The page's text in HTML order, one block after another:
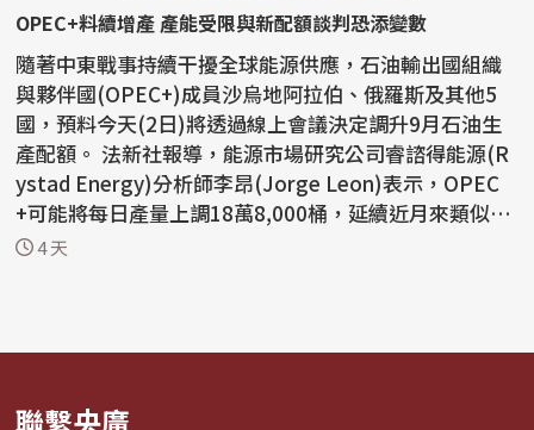
OPEC+料續增產 產能受限與新配額談判恐添變數
隨著中東戰事持續干擾全球能源供應，石油輸出國組織
與夥伴國(OPEC+)成員沙烏地阿拉伯、俄羅斯及其他5
國，預料今天(2日)將透過線上會議決定調升9月石油生
產配額。 法新社報導，能源市場研究公司睿諮得能源(R
ystad Energy)分析師李昂(Jorge Leon)表示，OPEC
+可能將每日產量上調18萬8,000桶，延續近月來類似幅
度的增產措...
4 天
聯繫央廣